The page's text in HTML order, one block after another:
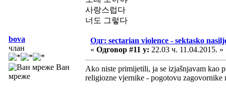
사랑스럽다
너도 그렇다
bova
члан
Ван
мреже
Одг: sectarian violence - sektasko
« Одговор #11 у: 22.03 ч. 11.04.2015. »
Ako niste primijetili, ja se izjašnjavam kao
religiozne vjernike - pogotovu